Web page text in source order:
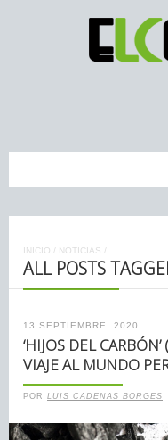
INICIO / NOTICIAS /
ALL POSTS
13 SEPTIEMBRE, 2020
‘HIJOS DEL
VIAJE AL MUNDO
POR LUIS CADENAS BORGES